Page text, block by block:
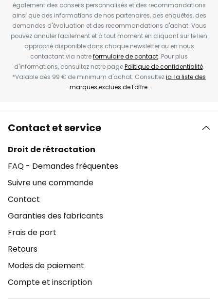
également des conseils personnalisés et des recommandations
ainsi que des informations de nos partenaires, des enquêtes, des
demandes d'évaluation et des recommandations d'achat. Vous
pouvez annuler facilement et à tout moment en cliquant sur le lien
approprié disponible dans chaque newsletter ou en nous
contactant via notreformulaire de contact. Pour plus
d'informations, consultez notre pagePolitique de confidentialité.
*Valable dès 99 € de minimum d'achat. Consultezici la liste des
marques exclues de l'offre.
Contact et service
Droit de rétractation
FAQ - Demandes fréquentes
Suivre une commande
Contact
Garanties des fabricants
Frais de port
Retours
Modes de paiement
Compte et inscription